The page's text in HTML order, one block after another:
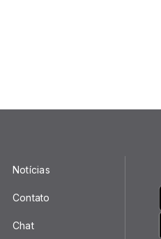
Notícias
Contato
Chat